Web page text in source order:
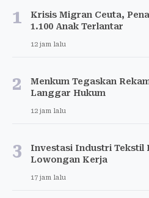
1
Krisis Migran Ceuta,
1.100 Anak Terlantar
12 jam lalu
2
Menkum Tegaskan
Langgar Hukum
12 jam lalu
3
Investasi Industri Tekstil
Lowongan Kerja
17 jam lalu